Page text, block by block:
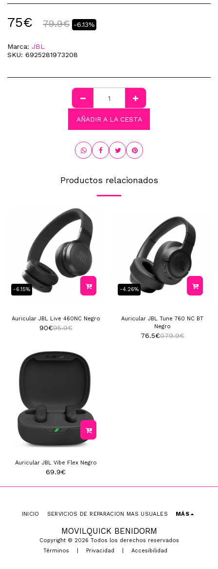
75€ 79.9€ -6.13%
Marca: JBL
SKU: 6925281973208
AÑADIR A LA CESTA
Productos relacionados
-6.15%
Auricular JBL Live 460NC Negro
95.9€
90€
-4.26%
Auricular JBL Tune 760 NC BT
Negro
079.9€
76.5€
Auricular JBL Vibe Flex Negro
69.9€
MOVILQUICK BENIDORM
Copyright © 2026 Todos los derechos reservados
Términos
Privacidad Accesibilidad
INICIO SERVICIOS DE REPARACION MAS USUALES MÁS